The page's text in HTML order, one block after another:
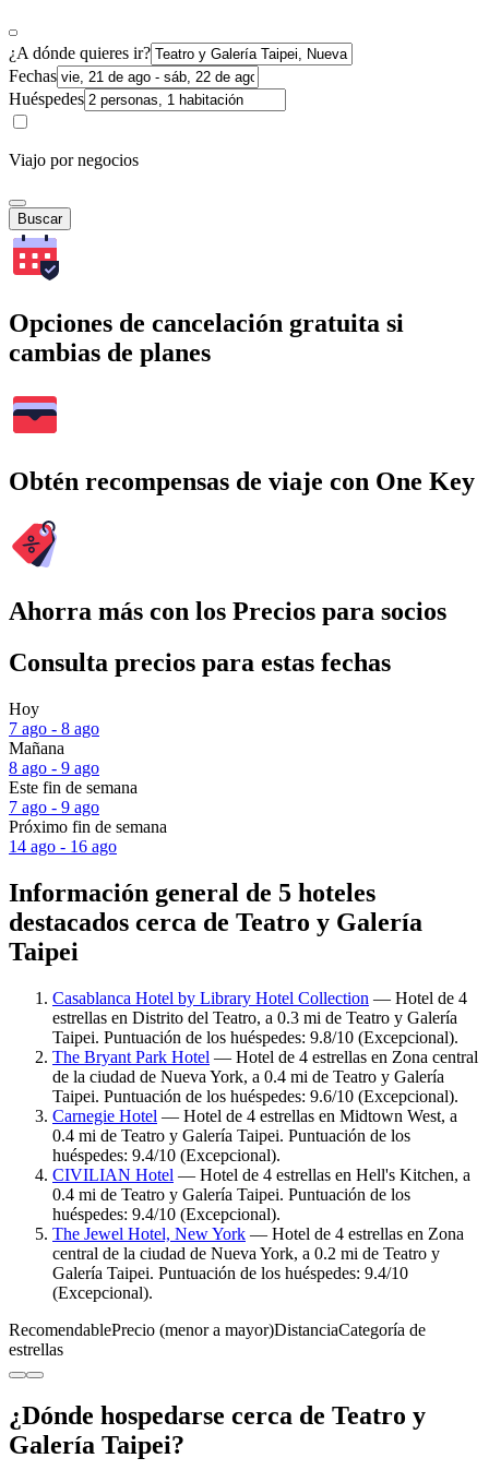
¿A dónde quieres ir?
Fechas
Huéspedes
Viajo por negocios
Buscar
Opciones de cancelación gratuita si
cambias de planes
Obtén recompensas de viaje con One Key
Ahorra más con los Precios para socios
Consulta precios para estas fechas
Hoy
7 ago - 8 ago
Mañana
8 ago - 9 ago
Este fin de semana
7 ago - 9 ago
Próximo fin de semana
14 ago - 16 ago
Información general de 5 hoteles
destacados cerca de Teatro y Galería
Taipei
Casablanca Hotel by Library Hotel Collection — Hotel de 4
estrellas en Distrito del Teatro, a 0.3 mi de Teatro y Galería
Taipei. Puntuación de los huéspedes: 9.8/10 (Excepcional).
The Bryant Park Hotel — Hotel de 4 estrellas en Zona central
de la ciudad de Nueva York, a 0.4 mi de Teatro y Galería
Taipei. Puntuación de los huéspedes: 9.6/10 (Excepcional).
Carnegie Hotel — Hotel de 4 estrellas en Midtown West, a
0.4 mi de Teatro y Galería Taipei. Puntuación de los
huéspedes: 9.4/10 (Excepcional).
CIVILIAN Hotel — Hotel de 4 estrellas en Hell's Kitchen, a
0.4 mi de Teatro y Galería Taipei. Puntuación de los
huéspedes: 9.4/10 (Excepcional).
The Jewel Hotel, New York — Hotel de 4 estrellas en Zona
central de la ciudad de Nueva York, a 0.2 mi de Teatro y
Galería Taipei. Puntuación de los huéspedes: 9.4/10
(Excepcional).
RecomendablePrecio (menor a mayor)DistanciaCategoría de
estrellas
¿Dónde hospedarse cerca de Teatro y
Galería Taipei?